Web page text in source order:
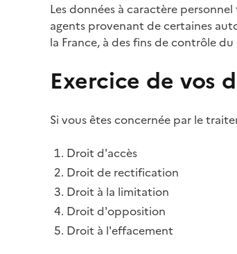
Les données à caractère
agents provenant de certaines
la France, à des fins de contrôle
Exercice de vos
Si vous êtes concernée par le
Droit d'accès
Droit de rectification
Droit à la limitation
Droit d'opposition
Droit à l'effacement